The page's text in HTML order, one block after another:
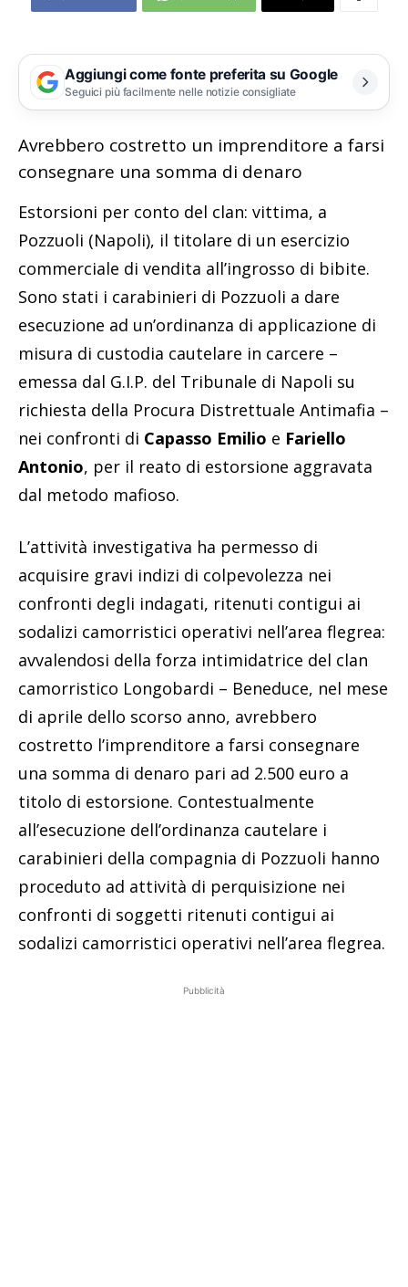
Aggiungi come fonte preferita su Google
Seguici più facilmente nelle notizie consigliate
Avrebbero costretto un imprenditore a farsi
consegnare una somma di denaro
Estorsioni per conto del clan: vittima, a
Pozzuoli (Napoli), il titolare di un esercizio
commerciale di vendita all’ingrosso di bibite.
Sono stati i carabinieri di Pozzuoli a dare
esecuzione ad un’ordinanza di applicazione di
misura di custodia cautelare in carcere –
emessa dal G.I.P. del Tribunale di Napoli su
richiesta della Procura Distrettuale Antimafia –
nei confronti di Capasso Emilio e Fariello
Antonio, per il reato di estorsione aggravata
dal metodo mafioso.
L’attività investigativa ha permesso di
acquisire gravi indizi di colpevolezza nei
confronti degli indagati, ritenuti contigui ai
sodalizi camorristici operativi nell’area flegrea:
avvalendosi della forza intimidatrice del clan
camorristico Longobardi – Beneduce, nel mese
di aprile dello scorso anno, avrebbero
costretto l’imprenditore a farsi consegnare
una somma di denaro pari ad 2.500 euro a
titolo di estorsione. Contestualmente
all’esecuzione dell’ordinanza cautelare i
carabinieri della compagnia di Pozzuoli hanno
proceduto ad attività di perquisizione nei
confronti di soggetti ritenuti contigui ai
sodalizi camorristici operativi nell’area flegrea.
Pubblicità